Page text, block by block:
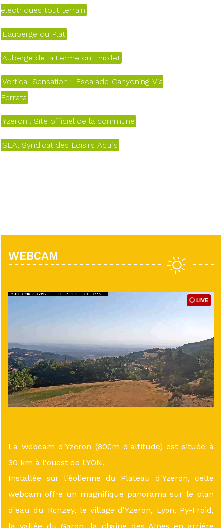
électriques tout terrain
L'auberge du Plat
Auberge de la Ferme du Thiollet
Vertical Sensation : Escalade Canyoning Via
Ferrata
Yzeron : Site officiel de la commune
SLA, Syndicat des Loisirs Actifs
WEBCAM
La webcam d'Yzeron (800m d'altitude) est située à
30 km à l'ouest de LYON.
Installée sur l'éolienne du Plateau d'Yzeron, cette
webcam offre un magnifique panorama sur le plan
d'eau du Ronzey, le village d'Yzeron, Lyon, Py-Froid,
la vallée du Garon, la chaine des Alpes en arrière